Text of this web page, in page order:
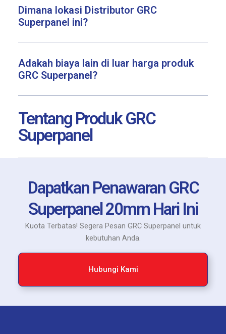
Dimana lokasi Distributor GRC
Superpanel ini?
Adakah biaya lain di luar harga produk
GRC Superpanel?
Tentang Produk GRC
Superpanel
Dapatkan Penawaran GRC
Superpanel 20mm Hari Ini
Kuota Terbatas! Segera Pesan GRC Superpanel untuk
kebutuhan Anda.
Hubungi Kami